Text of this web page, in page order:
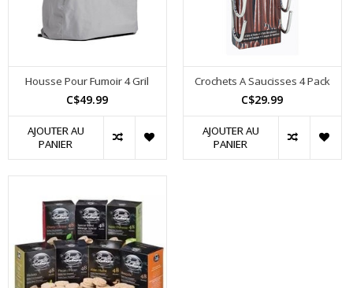
Housse Pour Fumoir 4 Gril
C$49.99
AJOUTER AU
PANIER
Crochets A Saucisses 4 Pack
C$29.99
AJOUTER AU
PANIER